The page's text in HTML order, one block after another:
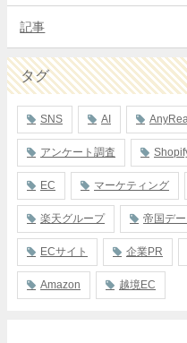
記事
タグ
SNS AI
アンケート調査
EC マーケティング
楽天グループ 帝国デ
ECサイト 企業PR
Amazon 越境EC